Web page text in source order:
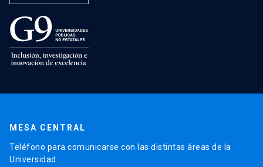
MESA CENTRAL
Teléfono para comunicarse con las distintas áreas de la
Universidad.